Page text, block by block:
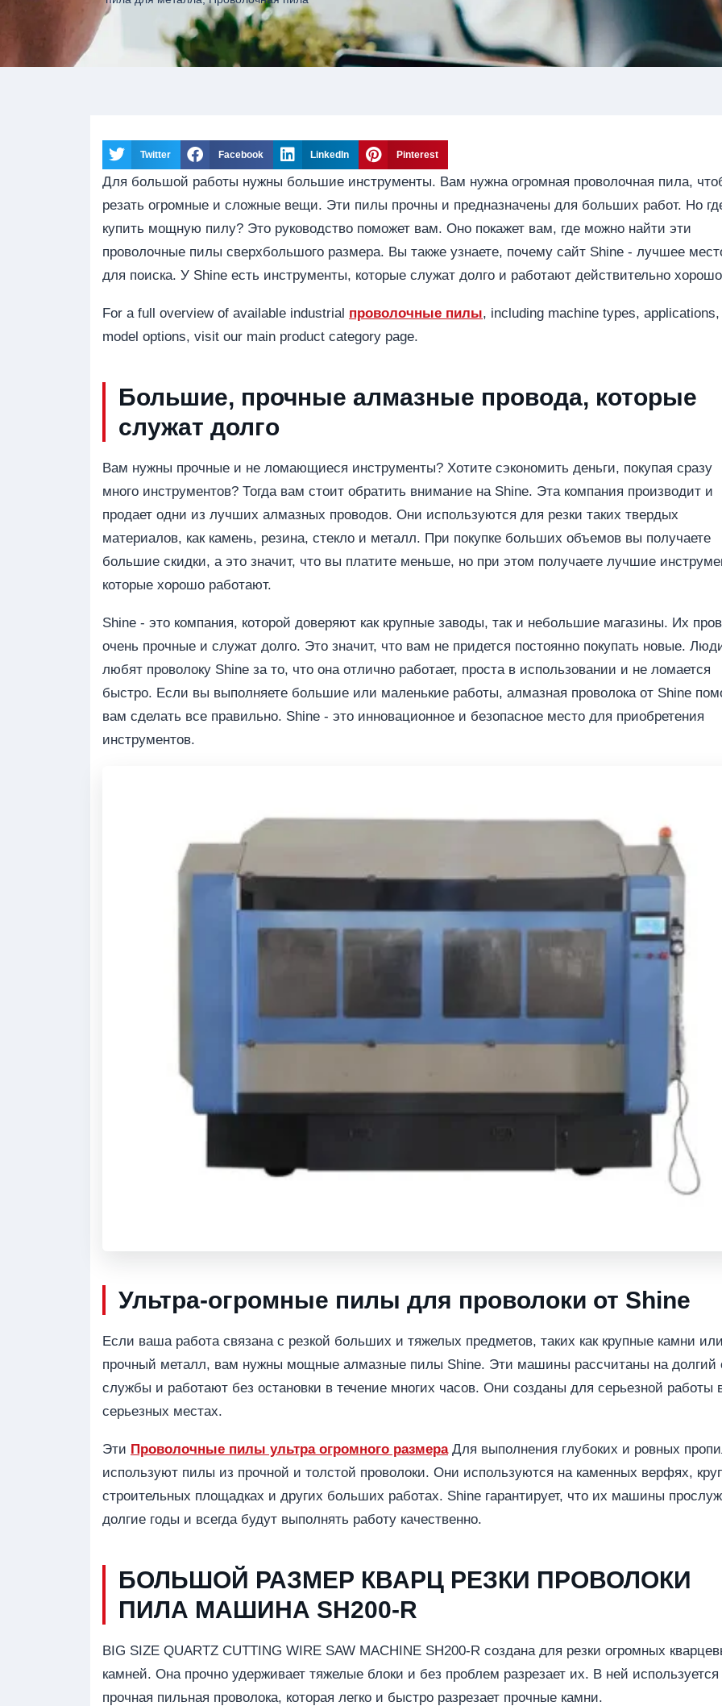
Twitter Facebook LinkedIn Pinterest
Для большой работы нужны большие инструменты. Вам нужна огромная проволочная пила,
резать огромные и сложные вещи. Эти пилы прочны и предназначены для больших работ. Но
купить мощную пилу? Это руководство поможет вам. Оно покажет вам, где можно найти эти
проволочные пилы сверхбольшого размера. Вы также узнаете, почему сайт Shine - лучшее
для поиска. У Shine есть инструменты, которые служат долго и работают действительно
For a full overview of available industrial проволочные пилы, including machine types, applications,
model options, visit our main product category page.
Большие, прочные алмазные провода, которые
служат долго
Вам нужны прочные и не ломающиеся инструменты? Хотите сэкономить деньги, покупая сразу
много инструментов? Тогда вам стоит обратить внимание на Shine. Эта компания производит и
продает одни из лучших алмазных проводов. Они используются для резки таких твердых
материалов, как камень, резина, стекло и металл. При покупке больших объемов вы получаете
большие скидки, а это значит, что вы платите меньше, но при этом получаете лучшие
которые хорошо работают.
Shine - это компания, которой доверяют как крупные заводы, так и небольшие магазины. Их
очень прочные и служат долго. Это значит, что вам не придется постоянно покупать новые.
любят проволоку Shine за то, что она отлично работает, проста в использовании и не ломается
быстро. Если вы выполняете большие или маленькие работы, алмазная проволока от Shine
вам сделать все правильно. Shine - это инновационное и безопасное место для приобретения
инструментов.
Ультра-огромные пилы для проволоки от Shine
Если ваша работа связана с резкой больших и тяжелых предметов, таких как крупные камни или
прочный металл, вам нужны мощные алмазные пилы Shine. Эти машины рассчитаны на долгий
службы и работают без остановки в течение многих часов. Они созданы для серьезной работы
серьезных местах.
Эти Проволочные пилы ультра огромного размераДля выполнения глубоких и ровных
используют пилы из прочной и толстой проволоки. Они используются на каменных верфях,
строительных площадках и других больших работах. Shine гарантирует, что их машины
долгие годы и всегда будут выполнять работу качественно.
БОЛЬШОЙ РАЗМЕР КВАРЦ РЕЗКИ ПРОВОЛОКИ
ПИЛА МАШИНА SH200-R
BIG SIZE QUARTZ CUTTING WIRE SAW MACHINE SH200-R создана для резки огромных
камней. Она прочно удерживает тяжелые блоки и без проблем разрезает их. В ней используется
прочная пильная проволока, которая легко и быстро разрезает прочные камни.